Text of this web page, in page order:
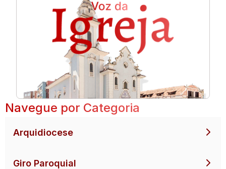
Navegue por Categoria
Arquidiocese
Giro Paroquial